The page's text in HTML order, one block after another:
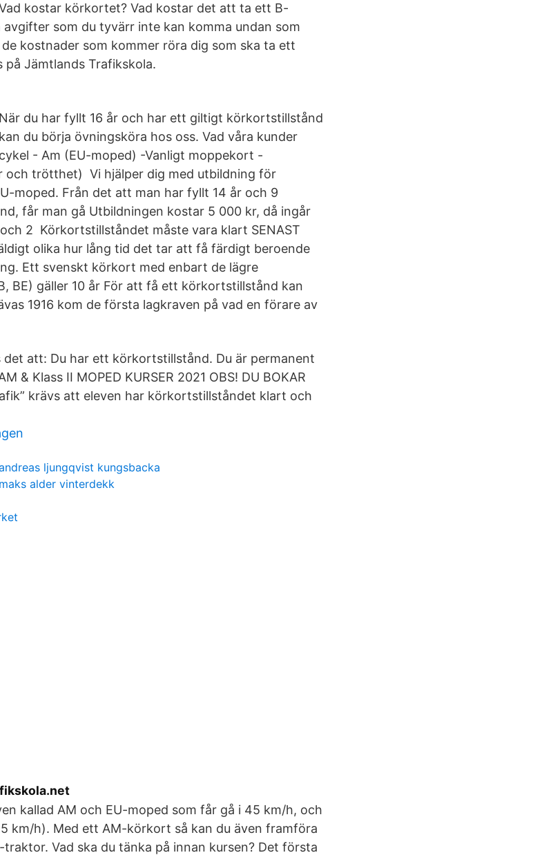
kostar körkortet? Vad kostar det att ta ett B-
som du tyvärr inte kan komma undan som
kostnader som kommer röra dig som ska ta ett
Jämtlands Trafikskola.
När du har fyllt 16 år och har ett giltigt körkortstillstånd
kan du börja övningsköra hos oss. Vad våra kunder
- Am (EU-moped) -Vanligt moppekort -
och trötthet) Vi hjälper dig med utbildning för
moped. Från det att man har fyllt 14 år och 9
får man gå Utbildningen kostar 5 000 kr, då ingår
2 Körkortstillståndet måste vara klart SENAST
olika hur lång tid det tar att få färdigt beroende
Ett svenskt körkort med enbart de lägre
BE) gäller 10 år För att få ett körkortstillstånd kan
1916 kom de första lagkraven på vad en förare av
att: Du har ett körkortstillstånd. Du är permanent
& Klass II MOPED KURSER 2021 OBS! DU BOKAR
krävs att eleven har körkortstillståndet klart och
ljungqvist kungsbacka
maks alder vinterdekk
kallad AM och EU-moped som får gå i 45 km/h, och
km/h). Med ett AM-körkort så kan du även framföra
Vad ska du tänka på innan kursen? Det första